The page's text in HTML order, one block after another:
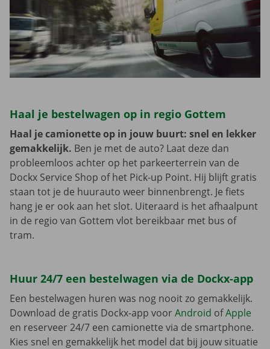
Haal je bestelwagen op in regio Gottem
Haal je camionette op in jouw buurt: snel en lekker
gemakkelijk. Ben je met de auto? Laat deze dan
probleemloos achter op het parkeerterrein van de
Dockx Service Shop of het Pick-up Point. Hij blijft gratis
staan tot je de huurauto weer binnenbrengt. Je fiets
hang je er ook aan het slot. Uiteraard is het afhaalpunt
in de regio van Gottem vlot bereikbaar met bus of
tram.
Huur 24/7 een bestelwagen via de Dockx-app
Een bestelwagen huren was nog nooit zo gemakkelijk.
Download de gratis Dockx-app voorAndroid ofApple
en reserveer 24/7 een camionette via de smartphone.
Kies snel en gemakkelijk het model dat bij jouw situatie